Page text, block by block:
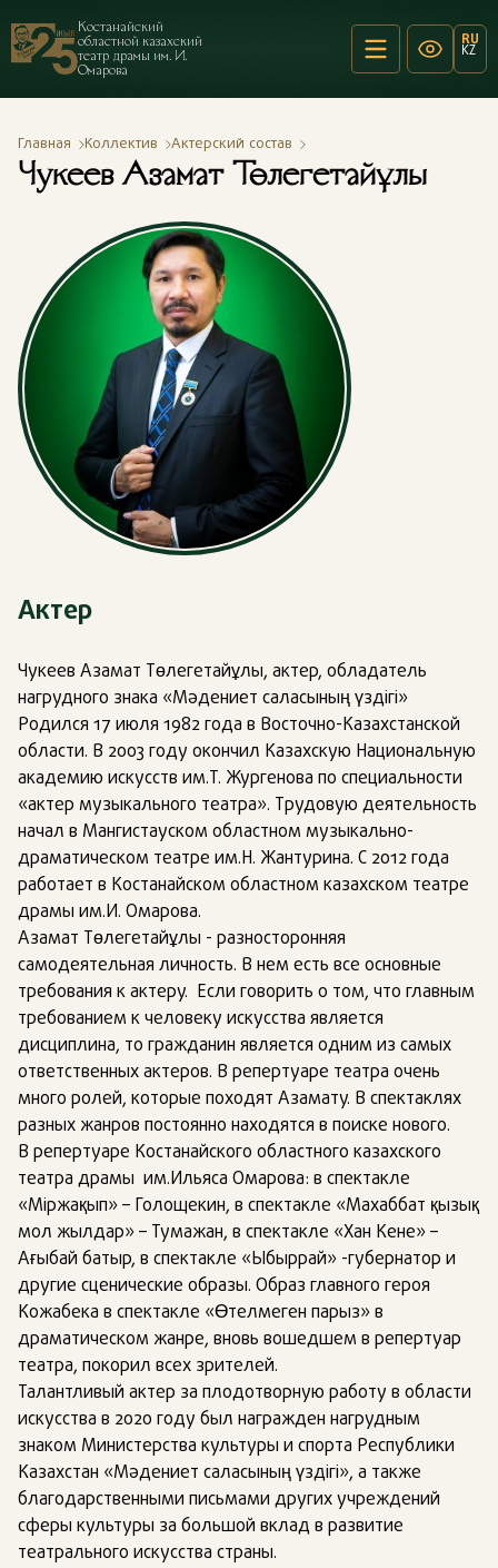
Костанайский
областной казахский
театр драмы им. И.
Омарова
RU
KZ
Главная Коллектив Актерский состав
Чукеев Азамат Төлегетайұлы
Актер
Чукеев Азамат Төлегетайұлы, актер, обладатель
нагрудного знака «Мәдениет саласының үздігі»
Родился 17 июля 1982 года в Восточно-Казахстанской
области. В 2003 году окончил Казахскую Национальную
академию искусств им.Т. Жургенова по специальности
«актер музыкального театра». Трудовую деятельность
начал в Мангистауском областном музыкально-
драматическом театре им.Н. Жантурина. С 2012 года
работает в Костанайском областном казахском театре
драмы им.И. Омарова.
Азамат Төлегетайұлы - разносторонняя
самодеятельная личность. В нем есть все основные
требования к актеру. Если говорить о том, что главным
требованием к человеку искусства является
дисциплина, то гражданин является одним из самых
ответственных актеров. В репертуаре театра очень
много ролей, которые походят Азамату. В спектаклях
разных жанров постоянно находятся в поиске нового.
В репертуаре Костанайского областного казахского
театра драмы им.Ильяса Омарова: в спектакле
«Міржақып» – Голощекин, в спектакле «Махаббат қызық
мол жылдар» – Тумажан, в спектакле «Хан Кене» –
Ағыбай батыр, в спектакле «Ыбыррай» -губернатор и
другие сценические образы. Образ главного героя
Кожабека в спектакле «Өтелмеген парыз» в
драматическом жанре, вновь вошедшем в репертуар
театра, покорил всех зрителей.
Талантливый актер за плодотворную работу в области
искусства в 2020 году был награжден нагрудным
знаком Министерства культуры и спорта Республики
Казахстан «Мәдениет саласының үздігі», а также
благодарственными письмами других учреждений
сферы культуры за большой вклад в развитие
театрального искусства страны.